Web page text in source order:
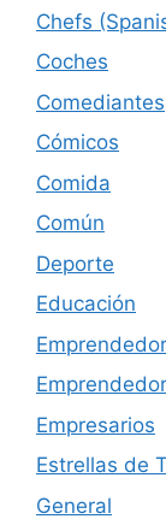
Chefs
Coches
Comediantes
Cómicos
Comida
Común
Deporte
Educación
Empresarios
Estrellas de
General